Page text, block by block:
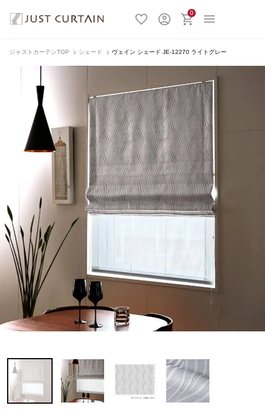
0
ジャストカーテンTOP シェード ヴェイン シェード JE-12270 ライトグレー